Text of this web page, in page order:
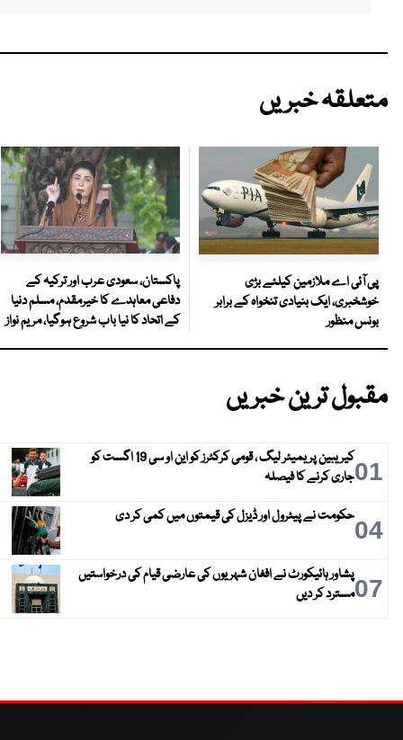
متعلقہ خبریں
پی آئی اے ملازمین کیلئے بڑی
خوشخبری، ایک بنیادی تنخواہ کے برابر
بونس منظور
پاکستان، سعودی عرب اور ترکیہ کے
دفاعی معاہدے کا خیرمقدم، مسلم دنیا
کے اتحاد کا نیا باب شروع ہوگیا، مریم نواز
مقبول ترین خبریں
01
کیریبین پریمیئر لیگ ، قومی کرکٹرز کو این او سی 19 اگست کو
جاری کرنے کا فیصلہ
04حکومت نے پیٹرول اور ڈیزل کی قیمتوں میں کمی کر دی
07پشاور ہائیکورٹ نے افغان شہریوں کی عارضی قیام کی درخواستیں
مسترد کر دیں